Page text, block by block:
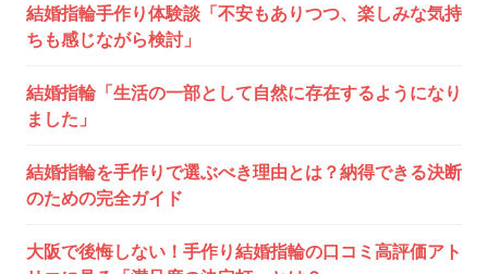
結婚指輪手作り体験談「不安もありつつ、楽しみな気持
ちも感じながら検討」
結婚指輪「生活の一部として自然に存在するようになり
ました」
結婚指輪を手作りで選ぶべき理由とは？納得できる決断
のための完全ガイド
大阪で後悔しない！手作り結婚指輪の口コミ高評価アト